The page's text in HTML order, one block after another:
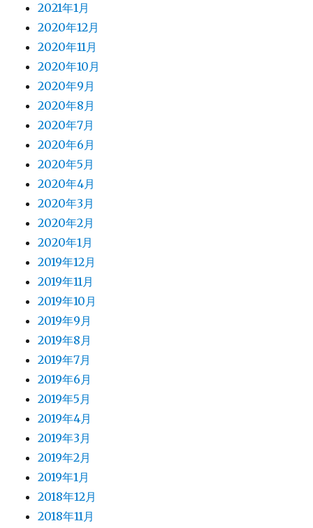
2021年1月
2020年12月
2020年11月
2020年10月
2020年9月
2020年8月
2020年7月
2020年6月
2020年5月
2020年4月
2020年3月
2020年2月
2020年1月
2019年12月
2019年11月
2019年10月
2019年9月
2019年8月
2019年7月
2019年6月
2019年5月
2019年4月
2019年3月
2019年2月
2019年1月
2018年12月
2018年11月